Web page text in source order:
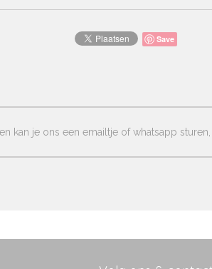
Save
kan je ons een emailtje of whatsapp